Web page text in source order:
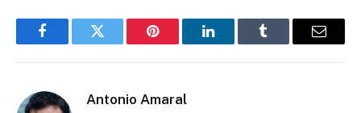
FacebookTwitter Pinterest LinkedInTumblr Email
Antonio Amaral